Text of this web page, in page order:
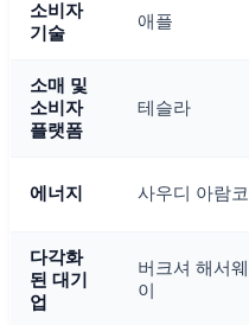
소비자
기술
애플
소매 및
소비자
플랫폼
테슬라
에너지 사우디 아람코
다각화
된 대기
업
버크셔 해서웨
이